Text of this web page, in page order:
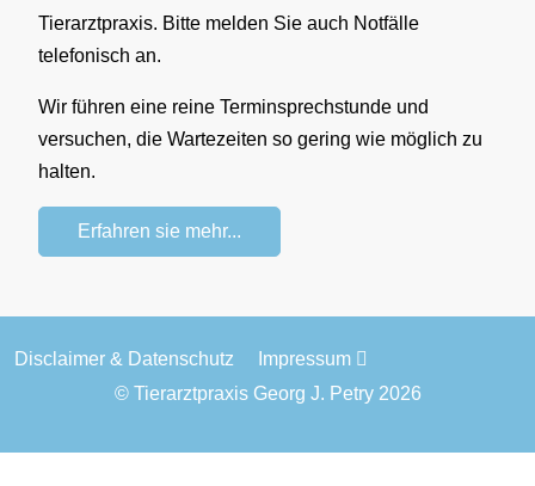
Tierarztpraxis. Bitte melden Sie auch Notfälle
telefonisch an.
Wir führen eine reine Terminsprechstunde und
versuchen, die Wartezeiten so gering wie möglich zu
halten.
Erfahren sie mehr...
Disclaimer & Datenschutz
Impressum
© Tierarztpraxis Georg J. Petry 2026